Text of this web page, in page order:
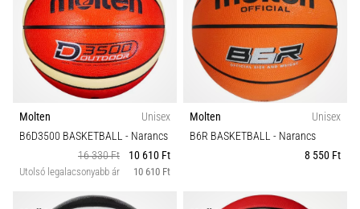
Molten
Unisex
B6D3500 BASKETBALL - Narancs
16 330 Ft
10 610 Ft
Utolsó legalacsonyabb ár 10 610 Ft
Molten
Unisex
B6R BASKETBALL - Narancs
8 550 Ft